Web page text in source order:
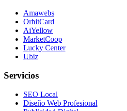
Amawebs
OrbitCard
AiYellow
MarketCoop
Lucky Center
Ubiz
Servicios
SEO Local
Diseño Web Profesional